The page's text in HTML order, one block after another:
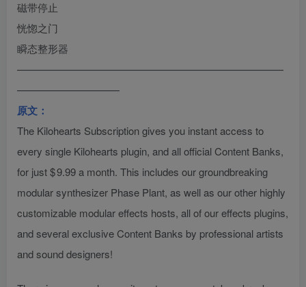
磁带停止
恍惚之门
瞬态整形器
——————————————————————————
——————————
原文：
The Kilohearts Subscription gives you instant access to
every single Kilohearts plugin, and all official Content Banks,
for just $ 9.99 a month. This includes our groundbreaking
modular synthesizer Phase Plant, as well as our other highly
customizable modular effects hosts, all of our effects plugins,
and several exclusive Content Banks by professional artists
and sound designers!